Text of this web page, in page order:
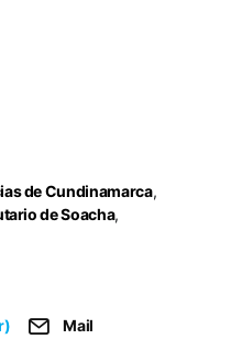
de Cundinamarca,
de Soacha,
Mail